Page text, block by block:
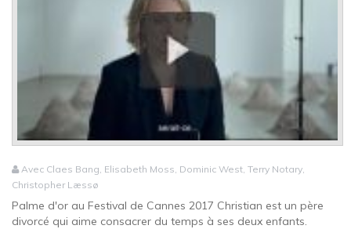
Avec Claes Bang, Elisabeth Moss, Dominic West, Terry Notary,
Christopher Læssø
Palme d'or au Festival de Cannes 2017 Christian est un père
divorcé qui aime consacrer du temps à ses deux enfants.